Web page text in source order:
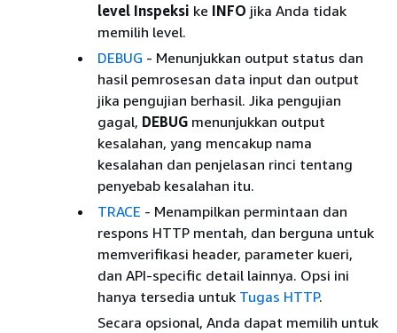
level Inspeksi ke INFO jika Anda tidak
memilih level.
DEBUG - Menunjukkan output status dan
hasil pemrosesan data input dan output
jika pengujian berhasil. Jika pengujian
gagal, DEBUG menunjukkan output
kesalahan, yang mencakup nama
kesalahan dan penjelasan rinci tentang
penyebab kesalahan itu.
TRACE - Menampilkan permintaan dan
respons HTTP mentah, dan berguna untuk
memverifikasi header, parameter kueri,
dan API-specific detail lainnya. Opsi ini
hanya tersedia untuk Tugas HTTP.
Secara opsional, Anda dapat memilih untuk